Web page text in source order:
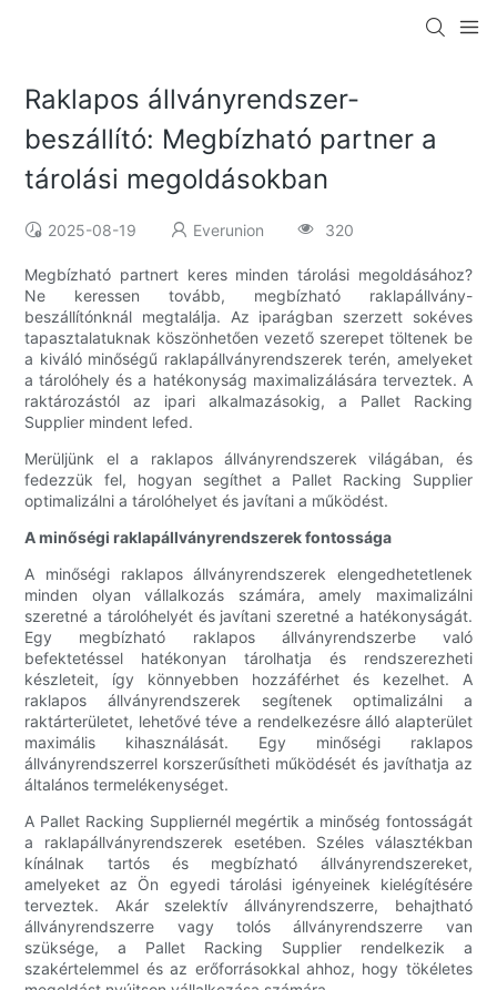
Raklapos állványrendszer-
beszállító: Megbízható partner a
tárolási megoldásokban
2025-08-19 Everunion 320
Megbízható partnert keres minden tárolási megoldásához?
Ne keressen tovább, megbízható raklapállvány-
beszállítónknál megtalálja. Az iparágban szerzett sokéves
tapasztalatuknak köszönhetően vezető szerepet töltenek be
a kiváló minőségű raklapállványrendszerek terén, amelyeket
a tárolóhely és a hatékonyság maximalizálására terveztek. A
raktározástól az ipari alkalmazásokig, a Pallet Racking
Supplier mindent lefed.
Merüljünk el a raklapos állványrendszerek világában, és
fedezzük fel, hogyan segíthet a Pallet Racking Supplier
optimalizálni a tárolóhelyet és javítani a működést.
A minőségi raklapállványrendszerek fontossága
A minőségi raklapos állványrendszerek elengedhetetlenek
minden olyan vállalkozás számára, amely maximalizálni
szeretné a tárolóhelyét és javítani szeretné a hatékonyságát.
Egy megbízható raklapos állványrendszerbe való
befektetéssel hatékonyan tárolhatja és rendszerezheti
készleteit, így könnyebben hozzáférhet és kezelhet. A
raklapos állványrendszerek segítenek optimalizálni a
raktárterületet, lehetővé téve a rendelkezésre álló alapterület
maximális kihasználását. Egy minőségi raklapos
állványrendszerrel korszerűsítheti működését és javíthatja az
általános termelékenységet.
A Pallet Racking Suppliernél megértik a minőség fontosságát
a raklapállványrendszerek esetében. Széles választékban
kínálnak tartós és megbízható állványrendszereket,
amelyeket az Ön egyedi tárolási igényeinek kielégítésére
terveztek. Akár szelektív állványrendszerre, behajtható
állványrendszerre vagy tolós állványrendszerre van
szüksége, a Pallet Racking Supplier rendelkezik a
szakértelemmel és az erőforrásokkal ahhoz, hogy tökéletes